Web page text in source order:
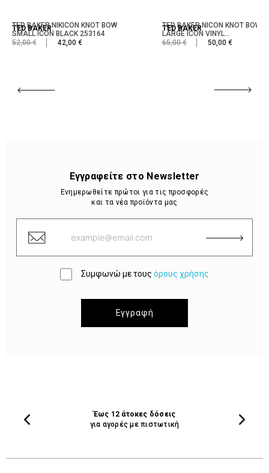
TED BAKER
TED BAKER NIKICON KNOT BOW
SMALL ICON BLACK 253164
52,00 €
42,00 €
TED BAKER
TED BAKER NICON KNOT BOW
LARGE ICON VINYL...
65,00 €
50,00 €
Εγγραφείτε στο Newsletter
Ενημερωθείτε πρώτοι για τις προσφορές
και τα νέα προϊόντα μας
Συμφωνώ με τους όρους χρήσης
Εγγραφή
Έως 12 άτοκες δόσεις
για αγορές με πιστωτική